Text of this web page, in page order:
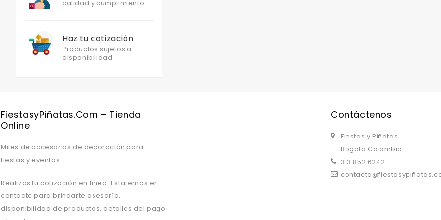
calidad y cumplimiento
Haz tu cotización
Productos sujetos a
disponibilidad
FiestasyPiñatas.com – Tienda
Online
Miles de accesorios de decoración para
fiestas y eventos.
Realizas tu cotización en línea. Estaremos en
contacto para brindarte asesoría,
disponibilidad de productos, detalles del pago
Contáctenos
Fiestas y Piñatas
Bogotá Colombia
313 852 6242